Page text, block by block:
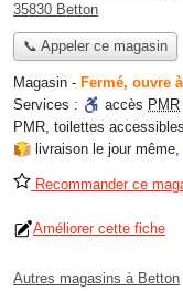
35830 Betton
📞 Appeler ce magasin
Magasin - Fermé, ouvre
Services :
accès PMR
PMR, toilettes
livraison le jour même,
Recommander ce
Améliorer cette fiche
Autres magasins à Betton